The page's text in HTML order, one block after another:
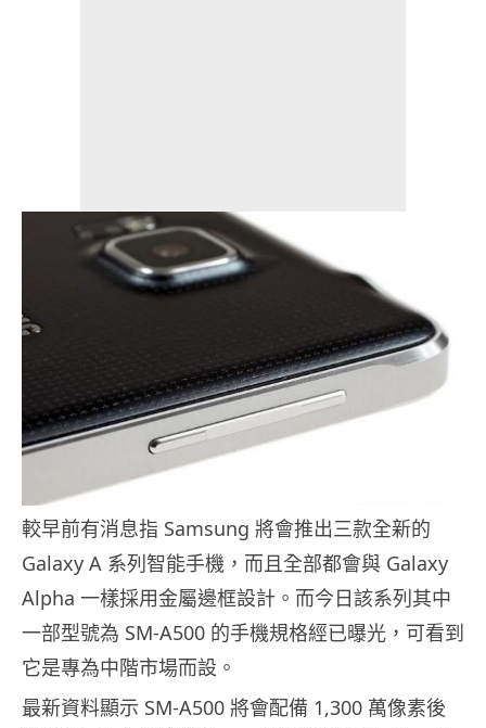
較早前有消息指 Samsung 將會推出三款全新的
Galaxy A 系列智能手機，而且全部都會與 Galaxy
Alpha 一樣採用金屬邊框設計。而今日該系列其中
一部型號為 SM-A500 的手機規格經已曝光，可看到
它是專為中階市場而設。
最新資料顯示 SM-A500 將會配備 1,300 萬像素後